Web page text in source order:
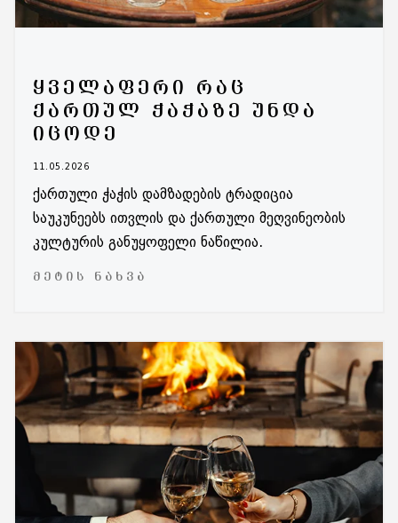
ᲧᲕᲔᲚᲐᲤᲔᲠᲘ ᲠᲐᲪ
ᲥᲐᲠᲗᲣᲚ ᲭᲐᲭᲐᲖᲔ ᲣᲜᲓᲐ
ᲘᲪᲝᲓᲔ
11.05.2026
ქართული ჭაჭის დამზადების ტრადიცია
საუკუნეებს ითვლის და ქართული მეღვინეობის
კულტურის განუყოფელი ნაწილია.
ᲛᲔᲢᲘᲡ ᲜᲐᲮᲕᲐ